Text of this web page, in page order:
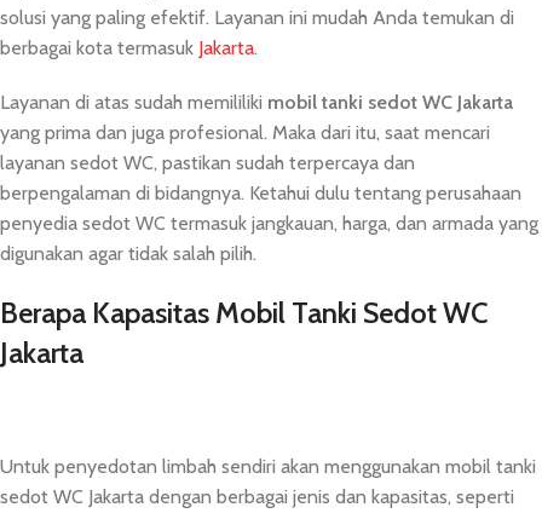
solusi yang paling efektif. Layanan ini mudah Anda temukan di
berbagai kota termasuk Jakarta.
Layanan di atas sudah memililiki mobil tanki sedot WC Jakarta
yang prima dan juga profesional. Maka dari itu, saat mencari
layanan sedot WC, pastikan sudah terpercaya dan
berpengalaman di bidangnya. Ketahui dulu tentang perusahaan
penyedia sedot WC termasuk jangkauan, harga, dan armada yang
digunakan agar tidak salah pilih.
Berapa Kapasitas Mobil Tanki Sedot WC
Jakarta
Untuk penyedotan limbah sendiri akan menggunakan mobil tanki
sedot WC Jakarta dengan berbagai jenis dan kapasitas, seperti